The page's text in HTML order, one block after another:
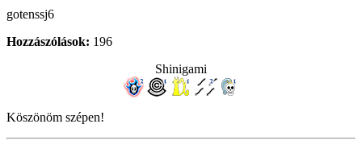
gotenssj6
Hozzászólások: 196
Shinigami
Köszönöm szépen!